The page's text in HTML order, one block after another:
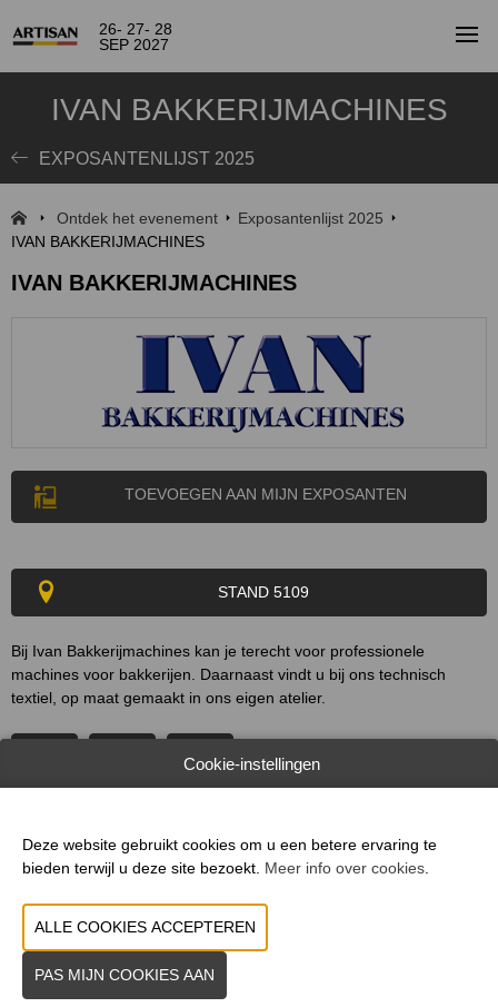
26- 27- 28
SEP 2027
IVAN BAKKERIJMACHINES
EXPOSANTENLIJST 2025
Ontdek het evenement
Exposantenlijst 2025
IVAN BAKKERIJMACHINES
IVAN BAKKERIJMACHINES
TOEVOEGEN AAN MIJN EXPOSANTEN
STAND 5109
Bij Ivan Bakkerijmachines kan je terecht voor professionele
machines voor bakkerijen. Daarnaast vindt u bij ons technisch
textiel, op maat gemaakt in ons eigen atelier.
PRODUCTGROEP
FOTO'S
MERK
Cookie-instellingen
Deze website gebruikt cookies om u een betere ervaring te
bieden terwijl u deze site bezoekt. Meer info over cookies